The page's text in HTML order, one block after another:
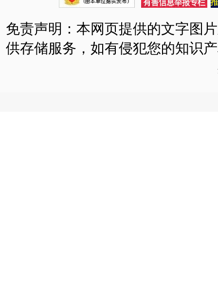
免责声明：本网页提供的文字图
供存储服务，如有侵犯您的知识